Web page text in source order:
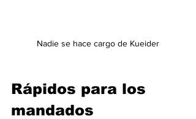
Nadie se hace cargo de Kueider
Rápidos para los
mandados